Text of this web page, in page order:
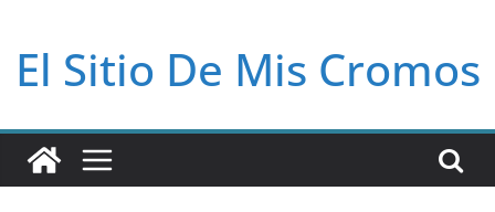
El Sitio De Mis Cromos